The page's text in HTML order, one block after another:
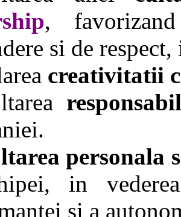
,
si de
creativitatii
personala
in
si a